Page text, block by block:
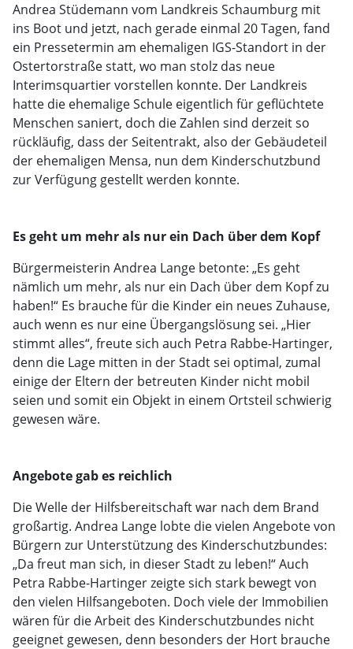
Andrea Stüdemann vom Landkreis Schaumburg mit
ins Boot und jetzt, nach gerade einmal 20 Tagen, fand
ein Pressetermin am ehemaligen IGS-Standort in der
Ostertorstraße statt, wo man stolz das neue
Interimsquartier vorstellen konnte. Der Landkreis
hatte die ehemalige Schule eigentlich für geflüchtete
Menschen saniert, doch die Zahlen sind derzeit so
rückläufig, dass der Seitentrakt, also der Gebäudeteil
der ehemaligen Mensa, nun dem Kinderschutzbund
zur Verfügung gestellt werden konnte.
Es geht um mehr als nur ein Dach über dem Kopf
Bürgermeisterin Andrea Lange betonte: „Es geht
nämlich um mehr, als nur ein Dach über dem Kopf zu
haben!“ Es brauche für die Kinder ein neues Zuhause,
auch wenn es nur eine Übergangslösung sei. „Hier
stimmt alles“, freute sich auch Petra Rabbe-Hartinger,
denn die Lage mitten in der Stadt sei optimal, zumal
einige der Eltern der betreuten Kinder nicht mobil
seien und somit ein Objekt in einem Ortsteil schwierig
gewesen wäre.
Angebote gab es reichlich
Die Welle der Hilfsbereitschaft war nach dem Brand
großartig. Andrea Lange lobte die vielen Angebote von
Bürgern zur Unterstützung des Kinderschutzbundes:
„Da freut man sich, in dieser Stadt zu leben!“ Auch
Petra Rabbe-Hartinger zeigte sich stark bewegt von
den vielen Hilfsangeboten. Doch viele der Immobilien
wären für die Arbeit des Kinderschutzbundes nicht
geeignet gewesen, denn besonders der Hort brauche